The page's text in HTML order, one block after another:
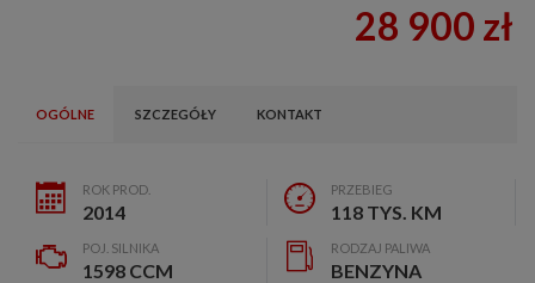
28 900 zł
OGÓLNE SZCZEGÓŁY KONTAKT
ROK PROD.
2014
PRZEBIEG
118 TYS. KM
POJ. SILNIKA
1598 CCM
RODZAJ PALIWA
BENZYNA